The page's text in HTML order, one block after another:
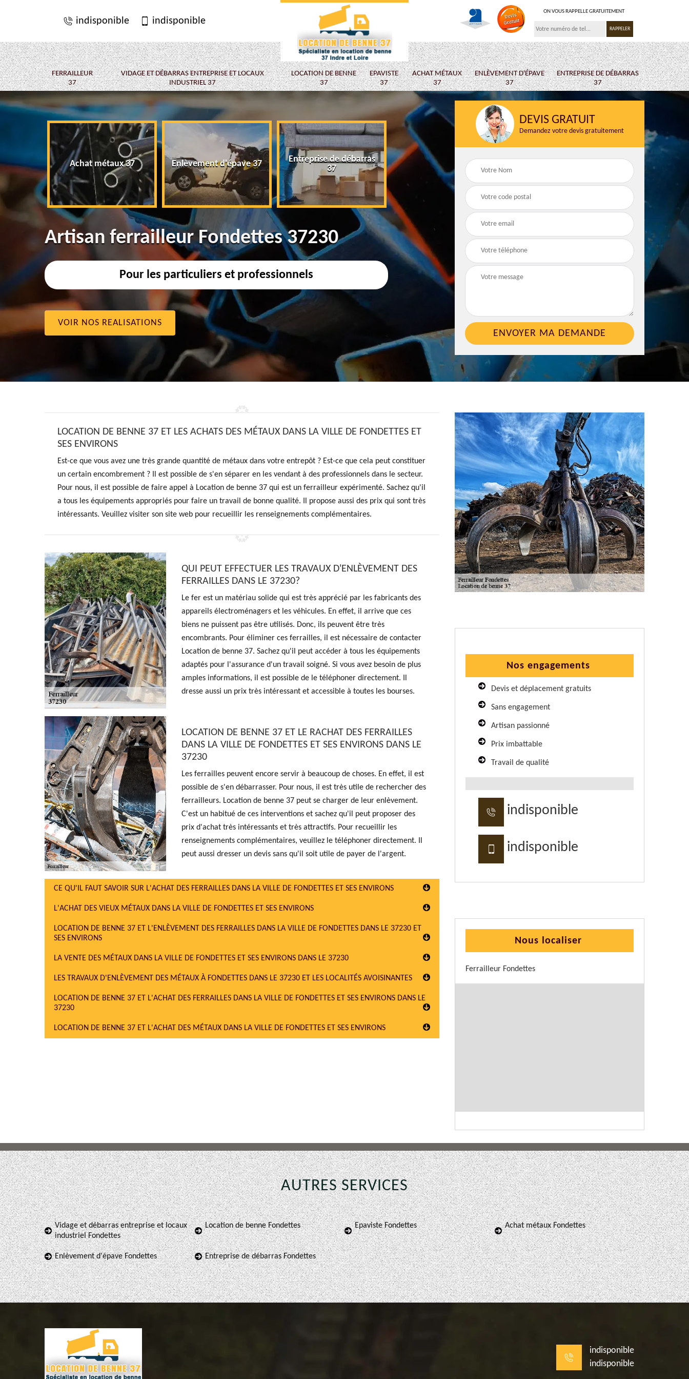
indisponible indisponible
ON VOUS RAPPELLE GRATUITEMENT
FERRAILLEUR
37
VIDAGE ET DÉBARRAS ENTREPRISE ET LOCAUX
INDUSTRIEL 37
LOCATION DE BENNE
37
EPAVISTE
37
ACHAT MÉTAUX
37
ENLÈVEMENT D'ÉPAVE
37
ENTREPRISE DE DÉBARRAS
37
Achat métaux 37 Enlèvement d'épave 37
Entreprise de débarras
37
Epaviste 37
Artisan ferrailleur Fondettes 37230
Pour les particuliers et professionnels
VOIR NOS REALISATIONS
DEVIS GRATUIT
Demandez votre devis gratuitement
LOCATION DE BENNE 37 ET LES ACHATS DES MÉTAUX DANS LA VILLE DE FONDETTES ET
SES ENVIRONS
Est-ce que vous avez une très grande quantité de métaux dans votre entrepôt ? Est-ce que cela peut constituer
un certain encombrement ? Il est possible de s'en séparer en les vendant à des professionnels dans le secteur.
Pour nous, il est possible de faire appel à Location de benne 37 qui est un ferrailleur expérimenté. Sachez qu'il
a tous les équipements appropriés pour faire un travail de bonne qualité. Il propose aussi des prix qui sont très
intéressants. Veuillez visiter son site web pour recueillir les renseignements complémentaires.
QUI PEUT EFFECTUER LES TRAVAUX D'ENLÈVEMENT DES
FERRAILLES DANS LE 37230?
Le fer est un matériau solide qui est très apprécié par les fabricants des
appareils électroménagers et les véhicules. En effet, il arrive que ces
biens ne puissent pas être utilisés. Donc, ils peuvent être très
encombrants. Pour éliminer ces ferrailles, il est nécessaire de contacter
Location de benne 37. Sachez qu'il peut accéder à tous les équipements
adaptés pour l'assurance d'un travail soigné. Si vous avez besoin de plus
amples informations, il est possible de le téléphoner directement. Il
dresse aussi un prix très intéressant et accessible à toutes les bourses.
LOCATION DE BENNE 37 ET LE RACHAT DES FERRAILLES
DANS LA VILLE DE FONDETTES ET SES ENVIRONS DANS LE
37230
Les ferrailles peuvent encore servir à beaucoup de choses. En effet, il est
possible de s'en débarrasser. Pour nous, il est très utile de rechercher des
ferrailleurs. Location de benne 37 peut se charger de leur enlèvement.
C'est un habitué de ces interventions et sachez qu'il peut proposer des
prix d'achat très intéressants et très attractifs. Pour recueillir les
renseignements complémentaires, veuillez le téléphoner directement. Il
peut aussi dresser un devis sans qu'il soit utile de payer de l'argent.
CE QU'IL FAUT SAVOIR SUR L'ACHAT DES FERRAILLES DANS LA VILLE DE FONDETTES ET SES ENVIRONS
L'ACHAT DES VIEUX MÉTAUX DANS LA VILLE DE FONDETTES ET SES ENVIRONS
LOCATION DE BENNE 37 ET L'ENLÈVEMENT DES FERRAILLES DANS LA VILLE DE FONDETTES DANS LE 37230 ET
SES ENVIRONS
LA VENTE DES MÉTAUX DANS LA VILLE DE FONDETTES ET SES ENVIRONS DANS LE 37230
LES TRAVAUX D'ENLÈVEMENT DES MÉTAUX À FONDETTES DANS LE 37230 ET LES LOCALITÉS AVOISINANTES
LOCATION DE BENNE 37 ET L'ACHAT DES FERRAILLES DANS LA VILLE DE FONDETTES ET SES ENVIRONS DANS LE
37230
LOCATION DE BENNE 37 ET L'ACHAT DES MÉTAUX DANS LA VILLE DE FONDETTES ET SES ENVIRONS
Nos engagements
Devis et déplacement gratuits
Sans engagement
Artisan passionné
Prix imbattable
Travail de qualité
indisponible
indisponible
Nous localiser
Ferrailleur Fondettes
AUTRES SERVICES
Vidage et débarras entreprise et locaux
industriel Fondettes
Location de benne Fondettes Epaviste Fondettes Achat métaux Fondettes
Enlèvement d'épave Fondettes Entreprise de débarras Fondettes
indisponible
indisponible